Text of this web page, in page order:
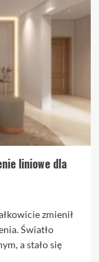
liniowe dla
zmienił
Światło
a stało się